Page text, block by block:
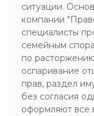
ситуации.
компании
специалисты
семейным
по
оспаривание
прав, раздел
без согласия
оформляют все